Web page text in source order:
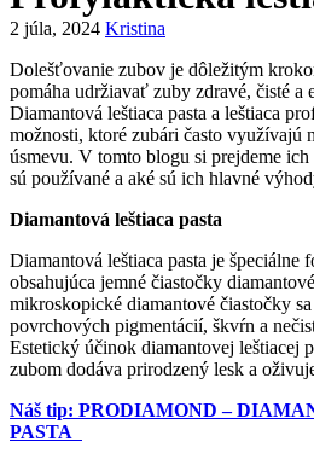
2 júla, 2024 Kristina
Dolešťovanie zubov je dôležitým
pomáha udržiavať zuby zdravé, čisté a
Diamantová leštiaca pasta a leštiaca
možnosti, ktoré zubári často využívajú
úsmevu. V tomto blogu si prejdeme
sú používané a aké sú ich hlavné
Diamantová leštiaca pasta
Diamantová leštiaca pasta je špeciálne
obsahujúca jemné čiastočky
mikroskopické diamantové čiastočky
povrchových pigmentácií, škvŕn a
Estetický účinok diamantovej leštiacej
zubom dodáva prirodzený lesk a
Náš tip: PRODIAMOND –
PASTA